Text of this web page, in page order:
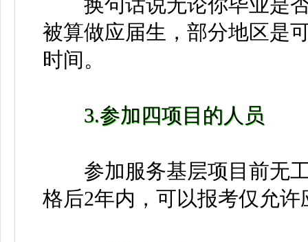
被算做应届生，部分地区是
时间。
3.参加四项目的人员
参加服务基层项目前无工
格后2年内，可以报考仅允